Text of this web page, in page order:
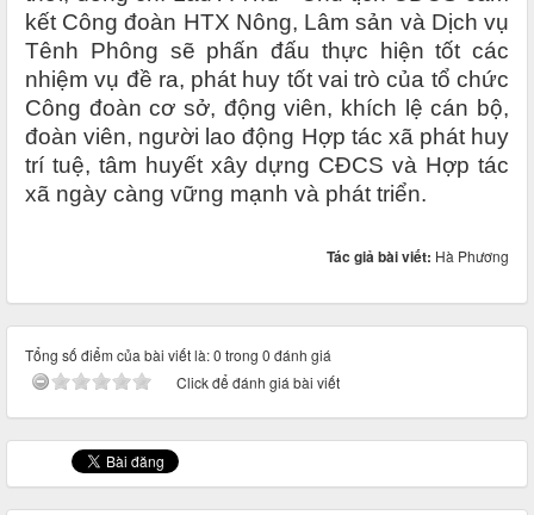
kết Công đoàn HTX Nông, Lâm sản và Dịch vụ
Tênh Phông sẽ phấn đấu thực hiện tốt các
nhiệm vụ đề ra, phát huy tốt vai trò của tổ chức
Công đoàn cơ sở, động viên, khích lệ cán bộ,
đoàn viên, người lao động Hợp tác xã phát huy
trí tuệ, tâm huyết xây dựng CĐCS và Hợp tác
xã ngày càng vững mạnh và phát triển.
Tác giả bài viết: Hà Phương
Tổng số điểm của bài viết là: 0 trong 0 đánh giá
Click để đánh giá bài viết